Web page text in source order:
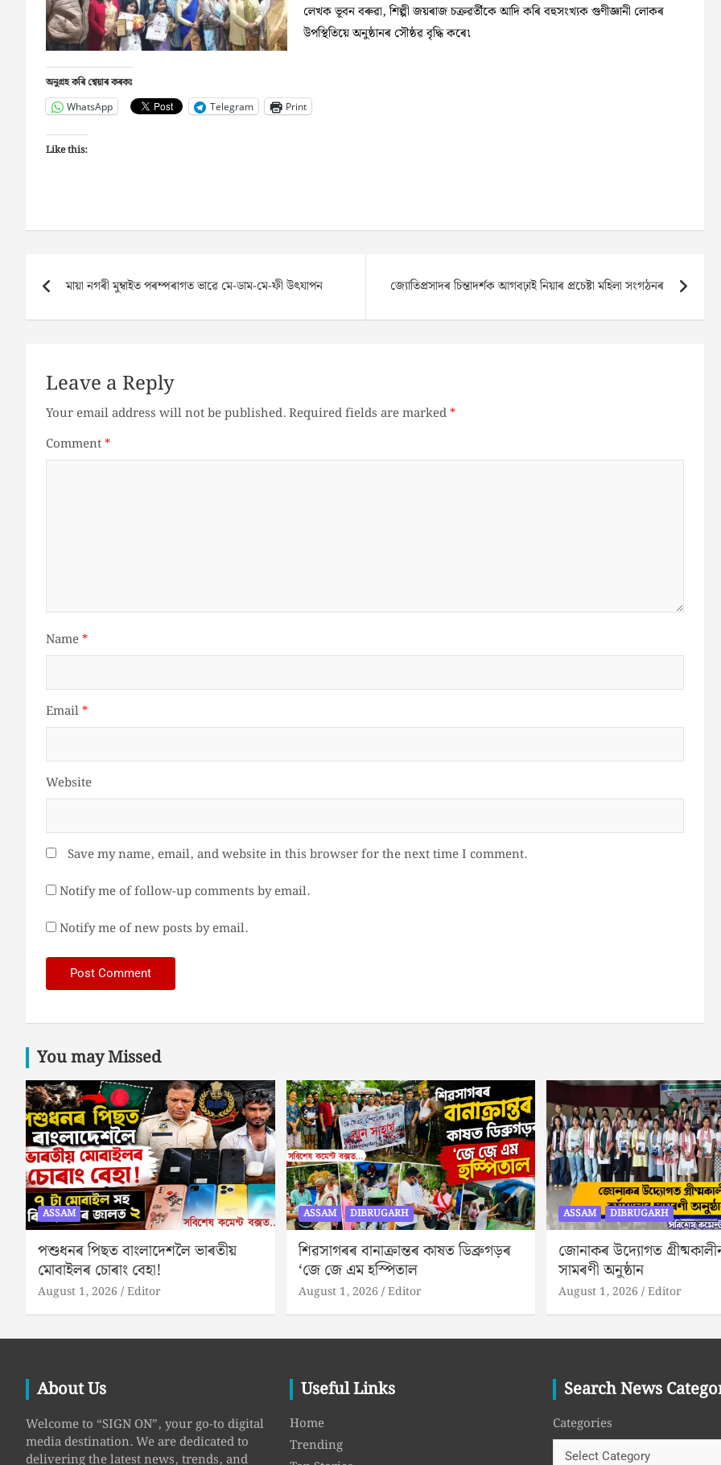
লেখক ভূবন বৰুৱা, শিল্পী জয়ৰাজ চক্ৰৱৰ্তীকে আদি কৰি বহুসংখ্যক গুণীজ্ঞানী লোকৰ
উপস্থিতিয়ে অনুষ্ঠানৰ সৌষ্ঠৱ বৃদ্ধি কৰে৷
অনুগ্ৰহ কৰি শ্বেয়াৰ কৰকঃ
WhatsApp Telegram Print
Like this:
Post
navigation
মায়া নগৰী মুম্বাইত পৰম্পৰাগত ভাৱে মে-ডাম-মে-ফী উৎযাপন জ্যোতিপ্ৰসাদৰ চিন্তাদৰ্শক আগবঢ়াই নিয়াৰ প্ৰচেষ্টা মহিলা সংগঠনৰ
Leave a Reply
Your email address will not be published.Required fields are marked*
Comment*
Name*
Email*
Website
Save my name, email, and website in this browser for the next time I comment.
Notify me of follow-up comments by email.
Notify me of new posts by email.
You may Missed
ASSAM
পশুধনৰ পিছত বাংলাদেশলৈ ভাৰতীয়
মোবাইলৰ চোৰাং বেহা!
August 1, 2026 Editor
ASSAM DIBRUGARH
শিৱসাগৰৰ বানাক্ৰান্তৰ কাষত ডিব্ৰুগড়ৰ
‘জে জে এম হস্পিতাল
August 1, 2026 Editor
ASSAM DIBRUGARH
জোনাকৰ উদ্যোগত
সামৰণী অনুষ্ঠান
August 1, 2026 Editor
About Us
Welcome to “SIGN ON”, your go-to digital
media destination. We are dedicated to
delivering the latest news, trends, and
Useful Links
Home
Trending
Search News
Categories